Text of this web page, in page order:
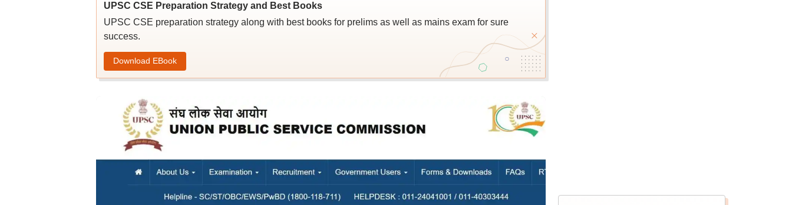
UPSC CSE Preparation Strategy and Best Books
UPSC CSE preparation strategy along with best books for prelims as well as mains exam for sure
success.
Download EBook